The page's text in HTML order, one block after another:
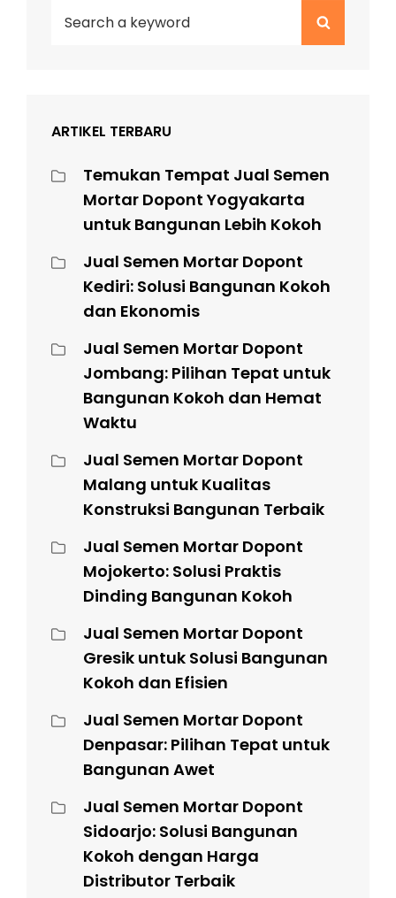
Search
ARTIKEL TERBARU
Temukan Tempat Jual Semen
Mortar Dopont Yogyakarta
untuk Bangunan Lebih Kokoh
Jual Semen Mortar Dopont
Kediri: Solusi Bangunan Kokoh
dan Ekonomis
Jual Semen Mortar Dopont
Jombang: Pilihan Tepat untuk
Bangunan Kokoh dan Hemat
Waktu
Jual Semen Mortar Dopont
Malang untuk Kualitas
Konstruksi Bangunan Terbaik
Jual Semen Mortar Dopont
Mojokerto: Solusi Praktis
Dinding Bangunan Kokoh
Jual Semen Mortar Dopont
Gresik untuk Solusi Bangunan
Kokoh dan Efisien
Jual Semen Mortar Dopont
Denpasar: Pilihan Tepat untuk
Bangunan Awet
Jual Semen Mortar Dopont
Sidoarjo: Solusi Bangunan
Kokoh dengan Harga
Distributor Terbaik